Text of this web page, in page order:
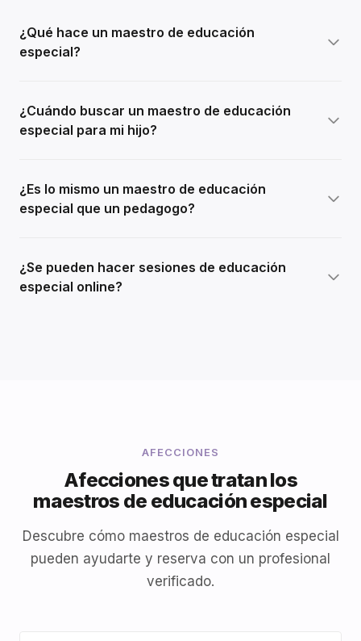
¿Qué hace un maestro de educación
especial?
¿Cuándo buscar un maestro de educación
especial para mi hijo?
¿Es lo mismo un maestro de educación
especial que un pedagogo?
¿Se pueden hacer sesiones de educación
especial online?
AFECCIONES
Afecciones que tratan los
maestros de educación especial
Descubre cómo maestros de educación especial
pueden ayudarte y reserva con un profesional
verificado.